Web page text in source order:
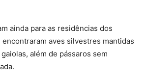
ainda para as residências dos
aves silvestres mantidas
além de pássaros sem